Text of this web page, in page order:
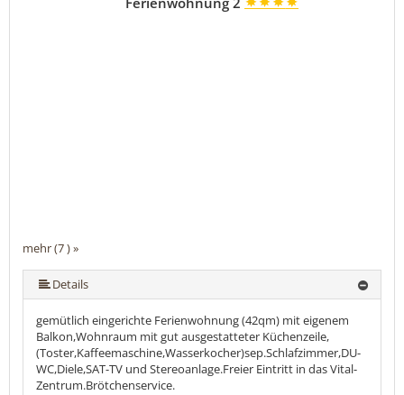
mehr (7 ) »
mehr (7 ) »
mehr (7 ) »
mehr (7 ) »
Details
gemütlich eingerichte Ferienwohnung (42qm) mit eigenem
Balkon,Wohnraum mit gut ausgestatteter Küchenzeile,
(Toster,Kaffeemaschine,Wasserkocher)sep.Schlafzimmer,DU-
WC,Diele,SAT-TV und Stereoanlage.Freier Eintritt in das Vital-
Zentrum.Brötchenservice.